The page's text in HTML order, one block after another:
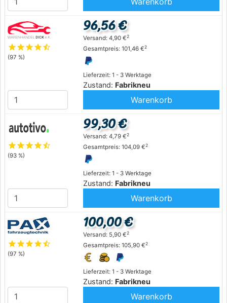
starstarstarstarstar_half
(97 %)
Lieferzeit: 1 - 3 Werktage
Zustand: Fabrikneu
96,56 €
Versand: 4,90 €2
Gesamtpreis: 101,46 €2
Warenkorb
starstarstarstarstar_half
(93 %)
Lieferzeit: 1 - 3 Werktage
Zustand: Fabrikneu
99,30 €
Versand: 4,79 €2
Gesamtpreis: 104,09 €2
Warenkorb
starstarstarstarstar_half
(97 %)
Lieferzeit: 1 - 3 Werktage
Zustand: Fabrikneu
100,00 €
Versand: 5,90 €2
Gesamtpreis: 105,90 €2
Warenkorb